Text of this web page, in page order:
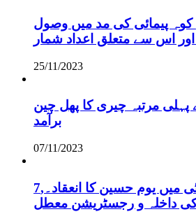
کوہ پیمائی کی مد میں وصول
اس سے متعلق اعداد شمار
25/11/2023
مرتبہ چیری کا پھل چین
برآمد
07/11/2023
قراقرم یونیورسٹی میں یوم حسین کا انعقاد۔,7
کی داخلہ و رجسٹریشن معطل